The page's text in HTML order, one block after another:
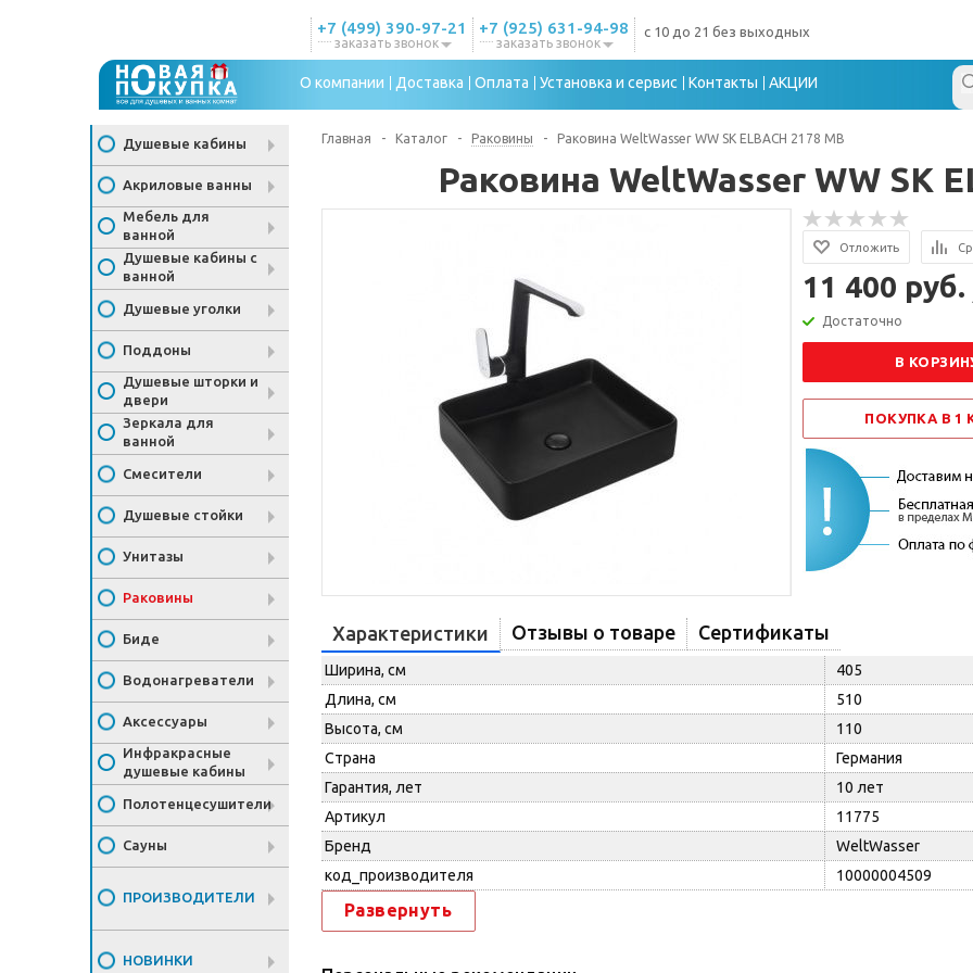
+7 (499) 390-97-21
заказать звонок
+7 (925) 631-94-98
заказать звонок
с 10 до 21 без выходных
О компании Доставка Оплата Установка и сервис Контакты АКЦИИ
Душевые кабины
Акриловые ванны
Мебель для
ванной
Душевые кабины с
ванной
Душевые уголки
Поддоны
Душевые шторки и
двери
Зеркала для
ванной
Смесители
Душевые стойки
Унитазы
Раковины
Биде
Водонагреватели
Аксессуары
Инфракрасные
душевые кабины
Полотенцесушители
Сауны
ПРОИЗВОДИТЕЛИ
НОВИНКИ
Главная - Каталог - Раковины - Раковина WeltWasser WW SK ELBACH 2178 MB
Раковина WeltWasser WW SK
Отложить
11 400
Достаточно
В
ПОКУПКА В 1
Характеристики Отзывы о товаре Сертификаты
Ширина, см
405
Длина, см
510
Высота, см
110
Страна
Германия
Гарантия, лет
10 лет
Артикул
11775
Бренд
WeltWasser
код_производителя
10000004509
Развернуть